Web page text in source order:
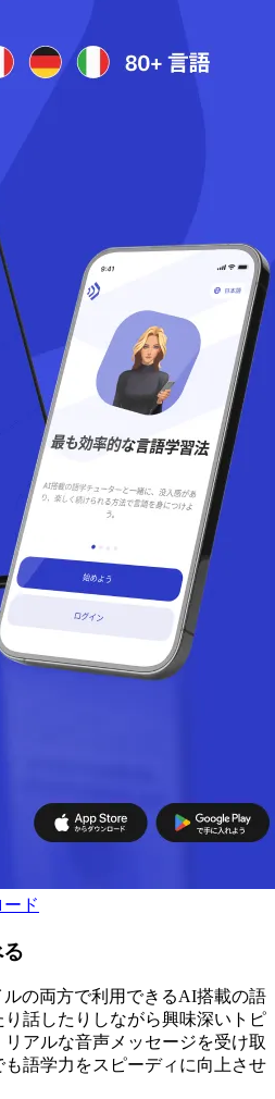
ド
ルの両方で利用できるAI搭載の語
話したりしながら興味深いトピ
アルな音声メッセージを受け取
語学力をスピーディに向上させ